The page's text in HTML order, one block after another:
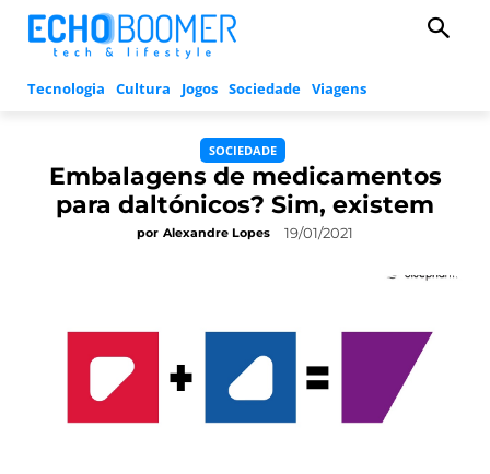
Tecnologia Cultura Jogos Sociedade Viagens
SOCIEDADE
Embalagens de medicamentos
para daltónicos? Sim, existem
por Alexandre Lopes 19/01/2021